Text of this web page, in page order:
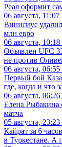
Реал оформит
06 августа,
Винисиус
млн евро
06 августа,
Объявлен UFC
не против
06 августа,
Первый бой
где, когда и что
06 августа, 06:26
Елена Рыбакина
матча
05 августа,
Кайрат за 6
в Туркестане. А